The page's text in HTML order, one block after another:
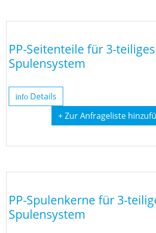
PP-Seitenteile für 3-teiliges
Spulensystem
info Details
+ Zur Anfrageliste
PP-Spulenkerne für 3-
Spulensystem